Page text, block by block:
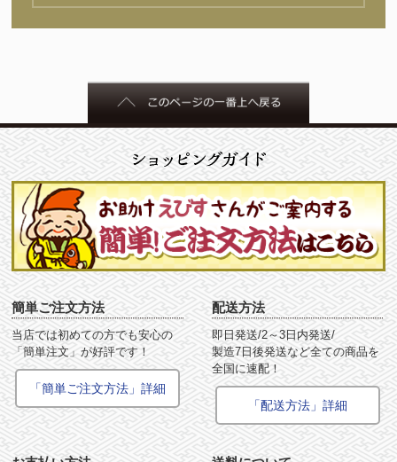
簡単ご注文方法
当店では初めての方でも安心の
「簡単注文」が好評です！
「簡単ご注文方法」詳細
配送方法
即日発送/2～3日内発送/
製造7日後発送など全ての商品を
全国に速配！
「配送方法」詳細